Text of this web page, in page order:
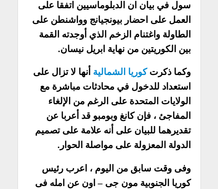
سول في بيان ان الدبلوماسيين اتفقا على
العمل على احضار بيونجيانج وواشنطن على
الطاولة واغتنام الزخم الذي أوجدته القمة
بين الكوريتين من نهاية ابريل نيسان.
وكما ذكرتكوريا الشمالية أنها لا تزال على
استعداد للدخول في محادثات مباشرة مع
الولايات المتحدة على الرغم من الإلغاء
المفاجئ ، فإن كانغ وبومبو قد أعربا عن
تقديرهما للبيان على أنه علامة على تصميم
الدولة المعزولة على مواصلة الحوار.
وفى وقت سابق من اليوم ، اعرب رئيس
كوريا الجنوبية مون جى – اون عن امله فى